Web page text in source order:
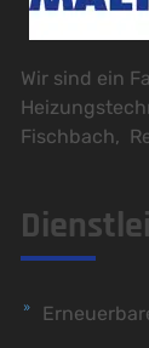
Wir sind ein
Fischbach,